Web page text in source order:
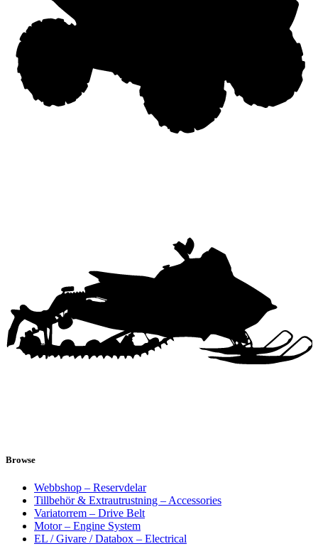
Browse
Webbshop – Reservdelar
Tillbehör & Extrautrustning – Accessories
Variatorrem – Drive Belt
Motor – Engine System
EL / Givare / Databox – Electrical